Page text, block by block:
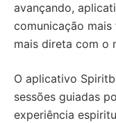
avançando,
comunicação
mais direta com o
O aplicativo
sessões guiadas
experiência